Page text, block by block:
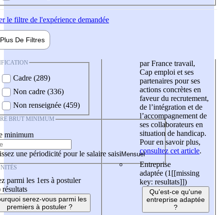
le filtre de l'expérience demandée
Plus De Filtres
Cadre (289)
Non cadre (336)
Non renseignée (459)
BRUT MINIMUM
minimum
une périodicité pour le salaire saisi
parmi les 1ers à postuler
résultats
serez-vous parmi les
premiers à postuler ?
par France travail,
Cap emploi et ses
partenaires pour ses
actions concrètes en
faveur du recrutement,
de l’intégration et de
l’accompagnement de
ses collaborateurs en
situation de handicap.
Pour en savoir plus,
consultez cet article.
Entreprise
adaptée (1 [[missing
key: resultats]])
Qu'est-ce qu'une
entreprise adaptée
?